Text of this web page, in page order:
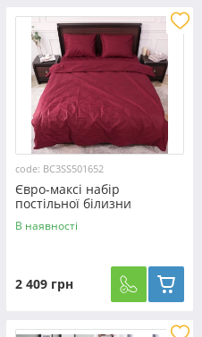
code: BC3SS501652
Євро-максі набір
постільної білизни
200*220 зі Страйп Сатину
№501652 Черешенка™
В наявності
2 409 грн